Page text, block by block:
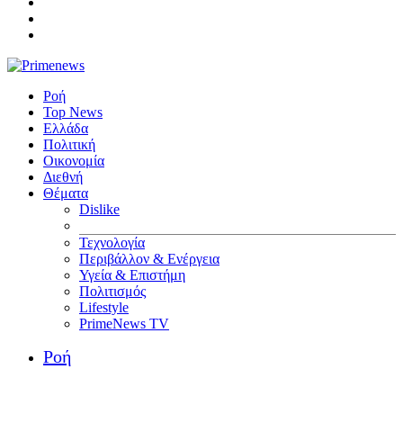
Ροή
Top News
Ελλάδα
Πολιτική
Οικονομία
Διεθνή
Θέματα
Dislike
Τεχνολογία
Περιβάλλον & Ενέργεια
Υγεία & Επιστήμη
Πολιτισμός
Lifestyle
PrimeNews TV
Ροή